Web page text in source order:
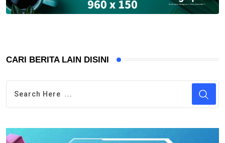
CARI BERITA LAIN DISINI